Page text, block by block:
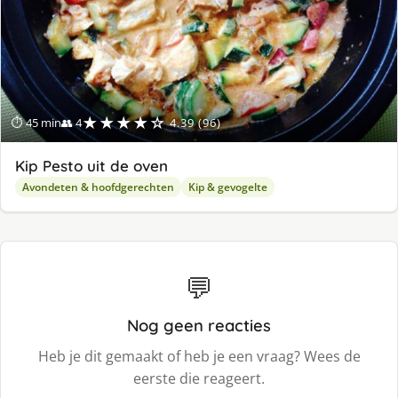
⏱ 45 min👥 4★★★★☆ 4.39 (96)
Kip Pesto uit de oven
Avondeten & hoofdgerechten Kip & gevogelte
💬
Nog geen reacties
Heb je dit gemaakt of heb je een vraag? Wees de
eerste die reageert.